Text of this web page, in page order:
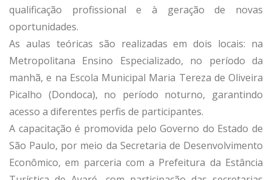
qualificação profissional e à geração de novas
oportunidades.
As aulas teóricas são realizadas em dois locais: na
Metropolitana Ensino Especializado, no período da
manhã, e na Escola Municipal Maria Tereza de Oliveira
Picalho (Dondoca), no período noturno, garantindo
acesso a diferentes perfis de participantes.
A capacitação é promovida pelo Governo do Estado de
São Paulo, por meio da Secretaria de Desenvolvimento
Econômico, em parceria com a Prefeitura da Estância